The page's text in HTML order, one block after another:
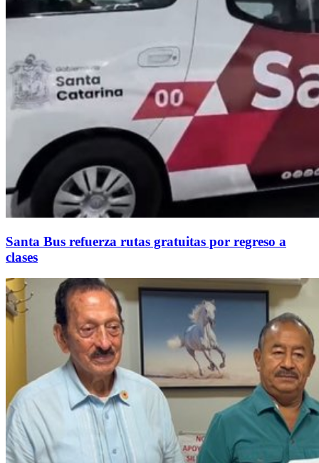
Santa Bus refuerza rutas gratuitas por regreso a
clases